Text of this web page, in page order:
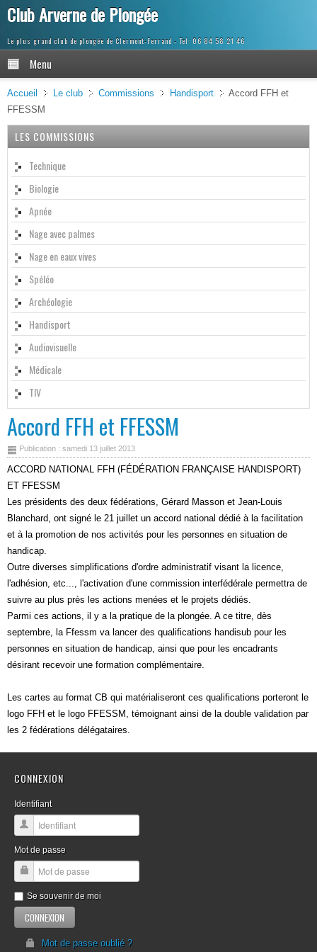
Club Arverne de Plongée
Le plus grand club de plongée de Clermont-Ferrand
Menu
Accueil Le club Commissions Handisport
Accord FFH et
FFESSM
LES COMMISSIONS
Technique
Biologie
Apnée
Nage avec palmes
Nage en eaux vives
Spéléo
Archéologie
Handisport
Audiovisuelle
Médicale
TIV
Accord FFH et FFESSM
Publication : samedi 13 juillet 2013
ACCORD NATIONAL FFH (FÉDÉRATION FRANÇAISE HANDISPORT)
ET FFESSM
Les présidents des deux fédérations, Gérard Masson et Jean-Louis
Blanchard, ont signé le 21 juillet un accord national dédié à la facilitation
et à la promotion de nos activités pour les personnes en situation de
handicap.
Outre diverses simplifications d'ordre administratif visant la licence,
l'adhésion, etc..., l'activation d'une commission interfédérale permettra de
suivre au plus près les actions menées et le projets dédiés.
Parmi ces actions, il y a la pratique de la plongée. A ce titre, dès
septembre, la Ffessm va lancer des qualifications handisub pour les
personnes en situation de handicap, ainsi que pour les encadrants
désirant recevoir une formation complémentaire.
Les cartes au format CB qui matérialiseront ces qualifications porteront le
logo FFH et le logo FFESSM, témoignant ainsi de la double validation par
les 2 fédérations délégataires.
CONNEXION
Identifiant
Mot de passe
Se souvenir de moi
Mot de passe oublié ?